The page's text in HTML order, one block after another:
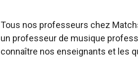
Tous nos professeurs chez
un professeur de musique
connaître nos enseignants et les